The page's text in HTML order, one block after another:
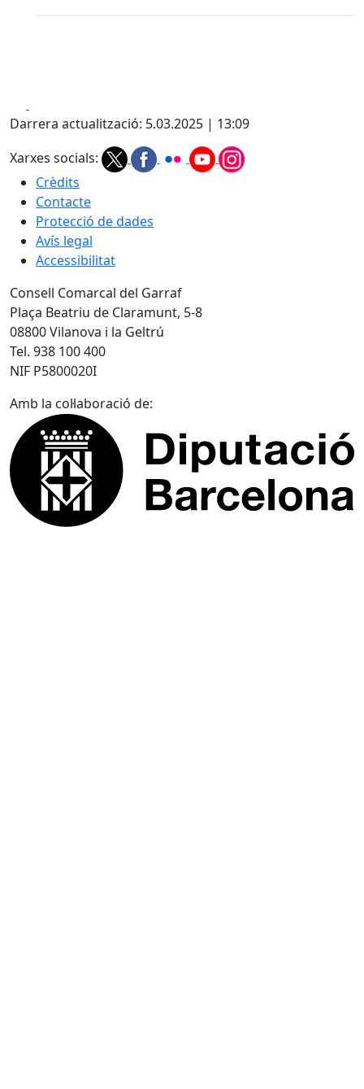
Darrera actualització: 5.03.2025 | 13:09
Xarxes socials:
Crèdits
Contacte
Protecció de dades
Avís legal
Accessibilitat
Consell Comarcal del Garraf
Plaça Beatriu de Claramunt, 5-8
08800 Vilanova i la Geltrú
Tel. 938 100 400
NIF P5800020I
Amb la col·laboració de: